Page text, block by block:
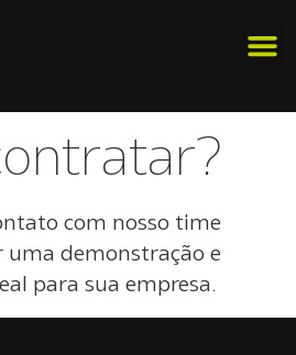
com nosso time
uma demonstração e
para sua empresa.